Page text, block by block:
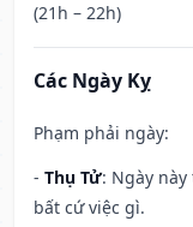
(21h – 22h)
Các Ngày Kỵ
Phạm phải ngày:
- Thụ Tử: Ngày
bất cứ việc gì.